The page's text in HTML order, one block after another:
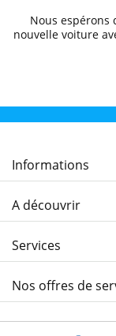
Nous espérons
nouvelle voiture
Informations
A découvrir
Services
Nos offres de